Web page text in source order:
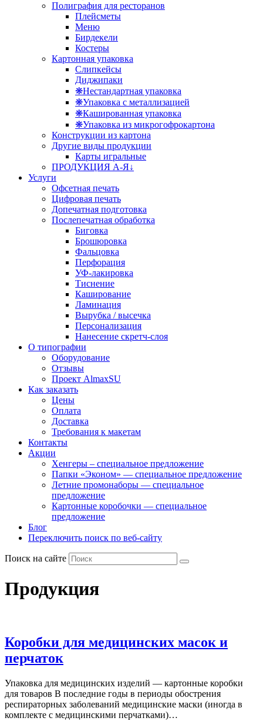
Полиграфия для ресторанов
Плейсметы
Меню
Бирдекели
Костеры
Картонная упаковка
Слипкейсы
Диджипаки
❋Нестандартная упаковка
❋Упаковка с металлизацией
❋Кашированная упаковка
❋Упаковка из микрогофрокартона
Конструкции из картона
Другие виды продукции
Карты игральные
ПРОДУКЦИЯ А-Я↓
Услуги
Офсетная печать
Цифровая печать
Допечатная подготовка
Послепечатная обработка
Биговка
Брошюровка
Фальцовка
Перфорация
УФ-лакировка
Тиснение
Каширование
Ламинация
Вырубка / высечка
Персонализация
Нанесение скретч-слоя
О типографии
Оборудование
Отзывы
Проект AlmaxSU
Как заказать
Цены
Оплата
Доставка
Требования к макетам
Контакты
Акции
Хенгеры – специальное предложение
Папки «Эконом» — специальное предложение
Летние промонаборы — специальное
предложение
Картонные коробочки — специальное
предложение
Блог
Переключить поиск по веб-сайту
Поиск на сайте
Продукция
Коробки для медицинских масок и
перчаток
Упаковка для медицинских изделий — картонные коробки
для товаров В последние годы в периоды обострения
респираторных заболеваний медицинские маски (иногда в
комплекте с медицинскими перчатками)…